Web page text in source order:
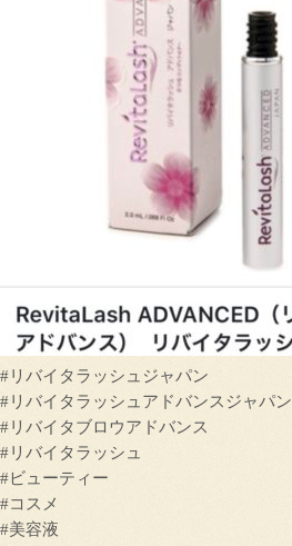
#リバイタラッシュジャパン
#リバイタラッシュアドバンスジャパン
#リバイタブロウアドバンス
#リバイタラッシュ
#ビューティー
#コスメ
#美容液